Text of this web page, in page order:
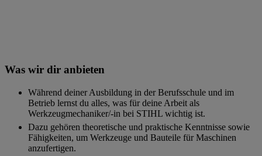
Was wir dir anbieten
Während deiner Ausbildung in der Berufsschule und im
Betrieb lernst du alles, was für deine Arbeit als
Werkzeugmechaniker/-in bei STIHL wichtig ist.
Dazu gehören theoretische und praktische Kenntnisse sowie
Fähigkeiten, um Werkzeuge und Bauteile für Maschinen
anzufertigen.